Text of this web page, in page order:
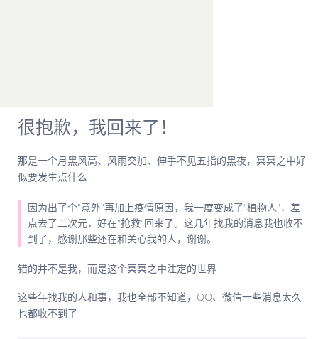
很抱歉，我回来了！
那是一个月黑风高、风雨交加、伸手不见五指的黑夜，冥冥之中好
似要发生点什么
因为出了个"意外"再加上疫情原因，我一度变成了"植物人"，差
点去了二次元，好在"抢救"回来了。这几年找我的消息我也收不
到了，感谢那些还在和关心我的人，谢谢。
错的并不是我，而是这个冥冥之中注定的世界
这些年找我的人和事，我也全部不知道，QQ、微信一些消息太久
也都收不到了